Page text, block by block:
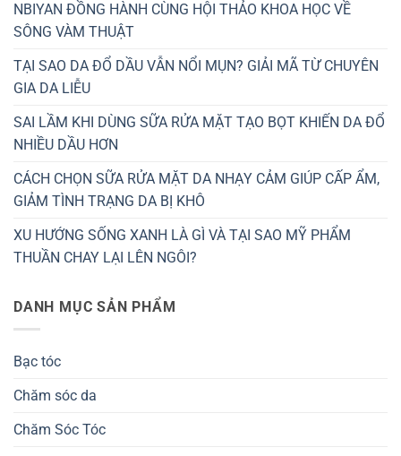
NBIYAN ĐỒNG HÀNH CÙNG HỘI THẢO KHOA HỌC VỀ
SÔNG VÀM THUẬT
TẠI SAO DA ĐỔ DẦU VẪN NỔI MỤN? GIẢI MÃ TỪ CHUYÊN
GIA DA LIỄU
SAI LẦM KHI DÙNG SỮA RỬA MẶT TẠO BỌT KHIẾN DA ĐỔ
NHIỀU DẦU HƠN
CÁCH CHỌN SỮA RỬA MẶT DA NHẠY CẢM GIÚP CẤP ẨM,
GIẢM TÌNH TRẠNG DA BỊ KHÔ
XU HƯỚNG SỐNG XANH LÀ GÌ VÀ TẠI SAO MỸ PHẨM
THUẦN CHAY LẠI LÊN NGÔI?
DANH MỤC SẢN PHẨM
Bạc tóc
Chăm sóc da
Chăm Sóc Tóc